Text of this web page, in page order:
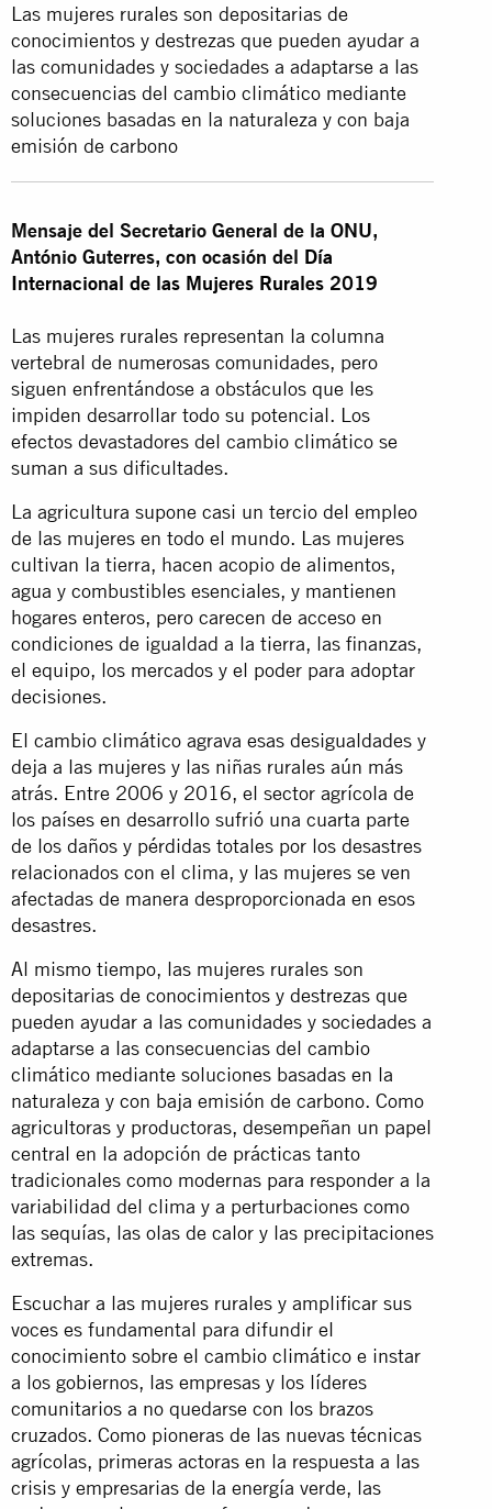
Las mujeres rurales son depositarias de
conocimientos y destrezas que pueden ayudar a
las comunidades y sociedades a adaptarse a las
consecuencias del cambio climático mediante
soluciones basadas en la naturaleza y con baja
emisión de carbono
Mensaje del Secretario General de la ONU,
António Guterres, con ocasión del Día
Internacional de las Mujeres Rurales 2019
Las mujeres rurales representan la columna
vertebral de numerosas comunidades, pero
siguen enfrentándose a obstáculos que les
impiden desarrollar todo su potencial. Los
efectos devastadores del cambio climático se
suman a sus dificultades.
La agricultura supone casi un tercio del empleo
de las mujeres en todo el mundo. Las mujeres
cultivan la tierra, hacen acopio de alimentos,
agua y combustibles esenciales, y mantienen
hogares enteros, pero carecen de acceso en
condiciones de igualdad a la tierra, las finanzas,
el equipo, los mercados y el poder para adoptar
decisiones.
El cambio climático agrava esas desigualdades y
deja a las mujeres y las niñas rurales aún más
atrás. Entre 2006 y 2016, el sector agrícola de
los países en desarrollo sufrió una cuarta parte
de los daños y pérdidas totales por los desastres
relacionados con el clima, y las mujeres se ven
afectadas de manera desproporcionada en esos
desastres.
Al mismo tiempo, las mujeres rurales son
depositarias de conocimientos y destrezas que
pueden ayudar a las comunidades y sociedades a
adaptarse a las consecuencias del cambio
climático mediante soluciones basadas en la
naturaleza y con baja emisión de carbono. Como
agricultoras y productoras, desempeñan un papel
central en la adopción de prácticas tanto
tradicionales como modernas para responder a la
variabilidad del clima y a perturbaciones como
las sequías, las olas de calor y las precipitaciones
extremas.
Escuchar a las mujeres rurales y amplificar sus
voces es fundamental para difundir el
conocimiento sobre el cambio climático e instar
a los gobiernos, las empresas y los líderes
comunitarios a no quedarse con los brazos
cruzados. Como pioneras de las nuevas técnicas
agrícolas, primeras actoras en la respuesta a las
crisis y empresarias de la energía verde, las